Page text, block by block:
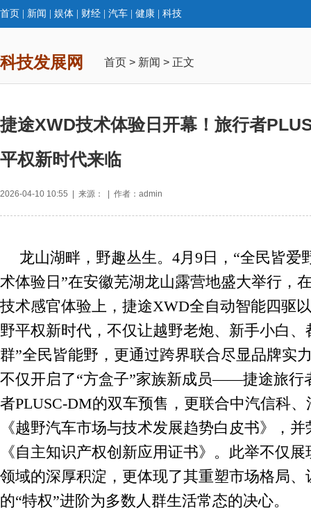
首页 新闻 娱体 财经 汽车 健康 科技
科技发展网 首页 > 新闻 > 正文
捷途XWD技术体验日开幕！旅行者
平权新时代来临
2026-04-10 10:55 | 来源： | 作者：admin
龙山湖畔，野趣丛生。4月9日，“全民皆
术体验日”在安徽芜湖龙山露营地盛大举行，
技术感官体验上，捷途XWD全自动智能四驱
野平权新时代，不仅让越野老炮、新手小白、
群”全民皆能野，更通过跨界联合尽显品牌实
不仅开启了“方盒子”家族新成员——捷途旅行
者PLUSC-DM的双车预售，更联合中汽信科
《越野汽车市场与技术发展趋势白皮书》，
《自主知识产权创新应用证书》。此举不仅
领域的深厚积淀，更体现了其重塑市场格局、
的“特权”进阶为多数人群生活常态的决心。